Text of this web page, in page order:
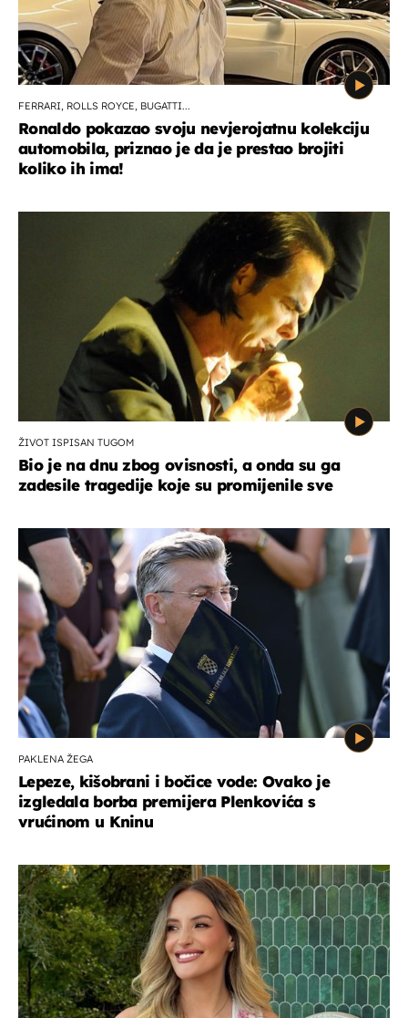
FERRARI, ROLLS ROYCE, BUGATTI...
Ronaldo pokazao svoju nevjerojatnu kolekciju
automobila, priznao je da je prestao brojiti
koliko ih ima!
ŽIVOT ISPISAN TUGOM
Bio je na dnu zbog ovisnosti, a onda su ga
zadesile tragedije koje su promijenile sve
PAKLENA ŽEGA
Lepeze, kišobrani i bočice vode: Ovako je
izgledala borba premijera Plenkovića s
vrućinom u Kninu